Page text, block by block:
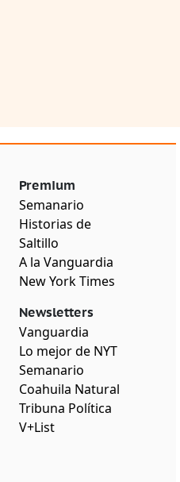
Premium
Semanario
Historias de
Saltillo
A la Vanguardia
New York Times
Newsletters
Vanguardia
Lo mejor de NYT
Semanario
Coahuila Natural
Tribuna Política
V+List